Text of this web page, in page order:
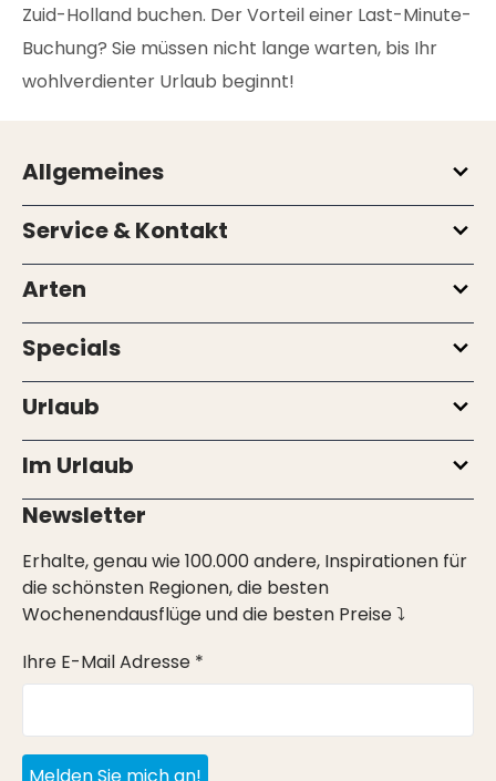
Zuid-Holland buchen. Der Vorteil einer Last-Minute-
Buchung? Sie müssen nicht lange warten, bis Ihr
wohlverdienter Urlaub beginnt!
Allgemeines
Service & Kontakt
Arten
Specials
Urlaub
Im Urlaub
Newsletter
Erhalte, genau wie 100.000 andere, Inspirationen für
die schönsten Regionen, die besten
Wochenendausflüge und die besten Preise ⤵
Ihre E-Mail Adresse *
Melden Sie mich an!